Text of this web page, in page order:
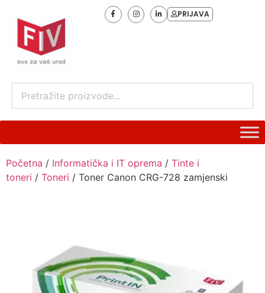
PRIJAVA
Početna / Informatička i IT oprema / Tinte i
toneri / Toneri / Toner Canon CRG-728 zamjenski